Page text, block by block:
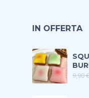
IN OFFERTA
9,90€